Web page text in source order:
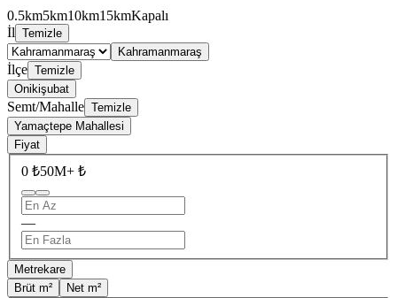
0.5km5km10km15kmKapalı
İl Temizle
Kahramanmaraş
İlçe Temizle
Onikişubat
Semt/Mahalle Temizle
Yamaçtepe Mahallesi
Fiyat
0 ₺50M+ ₺
—
Metrekare
Brüt m²
Net m²